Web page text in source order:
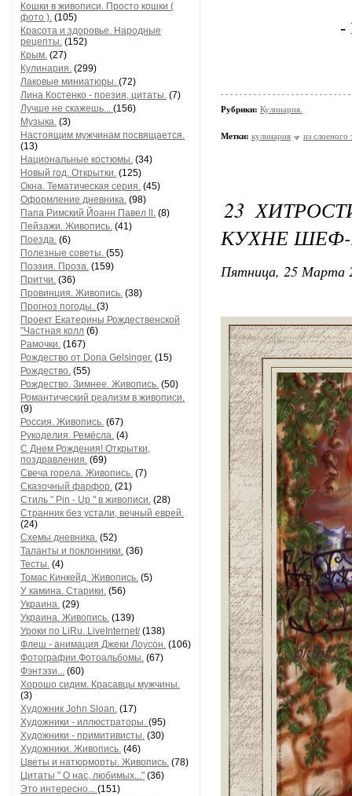
Кошки в живописи. Просто кошки (
фото ). (105)
Красота и здоровье. Народные
рецепты. (152)
Крым. (27)
Кулинария. (299)
Лаковые миниатюры. (72)
Лина Костенко - поезия, цитаты. (7)
Лучше не скажешь... (156)
Музыка. (3)
Настоящим мужчинам посвящается.
(13)
Национальные костюмы. (34)
Новый год. Открытки. (125)
Окна. Тематическая серия. (45)
Оформление дневника. (98)
Папа Римский Йоанн Павел ll. (8)
Пейзажи. Живопись. (41)
Поезда. (6)
Полезные советы. (55)
Поэзия. Проза. (159)
Притчи. (36)
Провинция. Живопись. (38)
Прогноз погоды. (3)
Проект Екатерины Рождественской
"Частная колл (6)
Рамочки. (167)
Рождество от Dona Gelsinger. (15)
Рождество. (55)
Рождество. Зимнее. Живопись. (50)
Романтический реализм в живописи.
(9)
Россия. Живопись. (67)
Рукоделия. Ремёсла. (4)
С Днем Рождения! Открытки,
поздравления. (69)
Свеча горела. Живопись. (7)
Сказочный фарфор. (21)
Стиль " Pin - Up " в живописи. (28)
Странник без устали, вечный еврей.
(24)
Схемы дневника. (52)
Таланты и поклонники. (36)
Тесты. (4)
Томас Кинкейд. Живопись. (5)
У камина. Старики. (56)
Украина. (29)
Украина. Живопись. (139)
Уроки по LiRu. LiveInternet/(138)
Флеш - анимация Джеки Лоусон. (106)
Фотографии.Фотоальбомы. (67)
Фэнтэзи... (60)
Хорошо сидим. Красавцы мужчины.
(3)
Художник John Sloan. (17)
Художники - иллюстраторы. (95)
Художники - примитивисты. (30)
Художники. Живопись. (46)
Цветы и натюрморты. Живопись. (78)
Цитаты " О нас, любимых..." (36)
Это интересно... (151)
-
Рубрики: Кулинария.
Метки: кулинария из слоеного
23
КУХНЕ
Пятница, 25 Марта